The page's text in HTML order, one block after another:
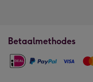
Betaalmethodes